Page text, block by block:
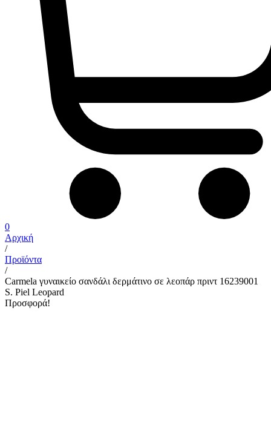
0
Αρχική
/
Προϊόντα
/
Carmela γυναικείο σανδάλι δερμάτινο σε λεοπάρ πριντ 16239001
S. Piel Leopard
Προσφορά!